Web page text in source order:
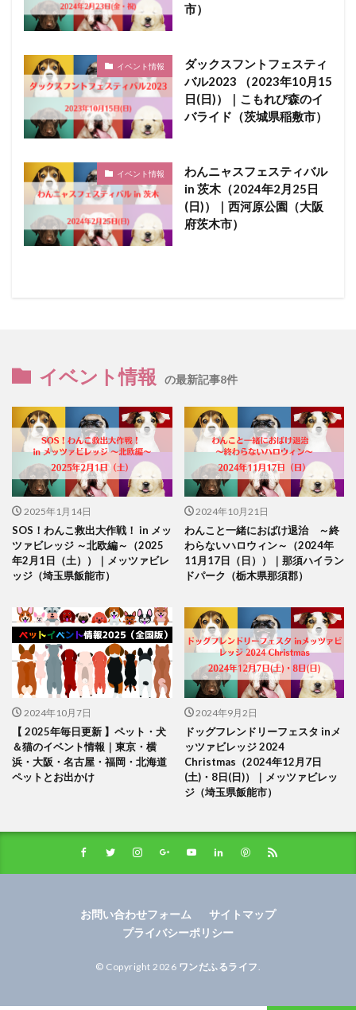
市）
イベント情報
ダックスフントフェスティ
バル2023 （2023年10月15
日(日)）｜こもれび森のイ
バライド（茨城県稲敷市）
イベント情報
わんニャスフェスティバル
in 茨木（2024年2月25日
(日)）｜西河原公園（大阪
府茨木市）
イベント情報 の最新記事8件
2025年1月14日
SOS！わんこ救出大作戦！ in メッ
ツァビレッジ ～北欧編～（2025
年2月1日（土））｜メッツァビレ
ッジ（埼玉県飯能市）
2024年10月21日
わんこと一緒におばけ退治 ～終
わらないハロウィン～（2024年
11月17日（日））｜那須ハイラン
ドパーク（栃木県那須郡）
2024年10月7日
【 2025年毎日更新 】ペット・犬
＆猫のイベント情報｜東京・横
浜・大阪・名古屋・福岡・北海道
ペットとお出かけ
2024年9月2日
ドッグフレンドリーフェスタ inメ
ッツァビレッジ 2024
Christmas（2024年12月7日
(土)・8日(日)）｜メッツァビレッ
ジ（埼玉県飯能市）
お問い合わせフォーム
サイトマップ
プライバシーポリシー
© Copyright 2026 ワンだふるライフ